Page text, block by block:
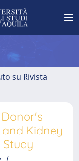
su Rivista
and Kidney
Study